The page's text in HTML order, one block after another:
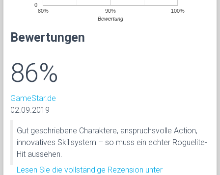
80% 90% 100%
0
Bewertung
Bewertungen
86%
GameStar.de
02.09.2019
Gut geschriebene Charaktere, anspruchsvolle Action,
innovatives Skillsystem – so muss ein echter Roguelite-
Hit aussehen.
Lesen Sie die vollständige Rezension unter